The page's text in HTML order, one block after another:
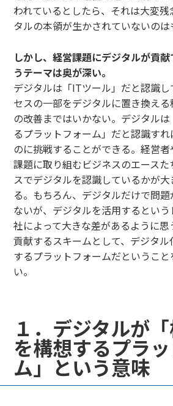
われているとしたら、それは大変
タルの本領が生かされていないのは
しかし、経営課題にデジタルが貢
うテーマは奥が深い。
デジタルは「ITツール」だと認識
セスの一部をデジタルに置き換え
の改善まではいかない。デジタル
るプラットフォーム」だと認識す
のに挑戦することができる。経営
課題に取り組むビジネスのエース
スでデジタルを認識しているかが
る。もちろん、デジタルだけで問
ないが、デジタルを活用するとい
社によって大きな差があるように思
貢献するスキームとして、デジタ
するプラットフォームだというこ
い。
１．デジタルが
を構想するプラ
ム」という意味